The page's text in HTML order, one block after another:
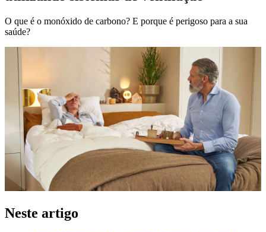
O que é o monóxido de carbono? E porque é perigoso para a sua
saúde?
Neste artigo